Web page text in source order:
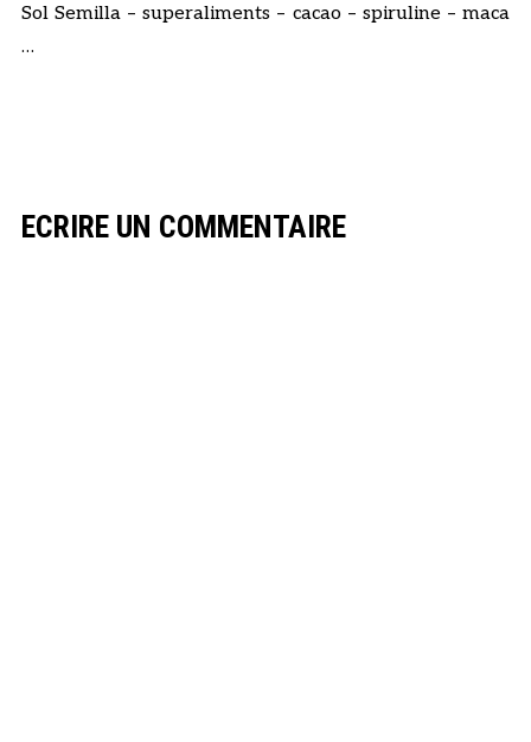
Sol Semilla – superaliments – cacao – spiruline – maca
…
ECRIRE UN COMMENTAIRE